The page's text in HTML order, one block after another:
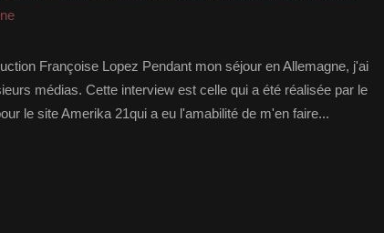
Françoise Lopez Pendant mon séjour en Allemagne, j'ai
médias. Cette interview est celle qui a été réalisée par le
le site Amerika 21qui a eu l'amabilité de m'en faire...